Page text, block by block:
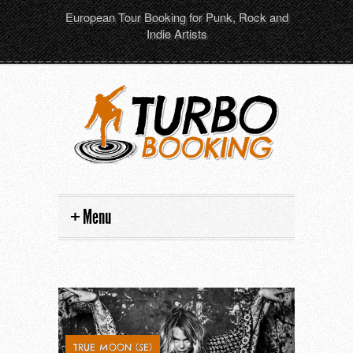
European Tour Booking for Punk, Rock and
Indie Artists
Menu
Artists
All artists
Tour dates
TRUE MOON (SE)